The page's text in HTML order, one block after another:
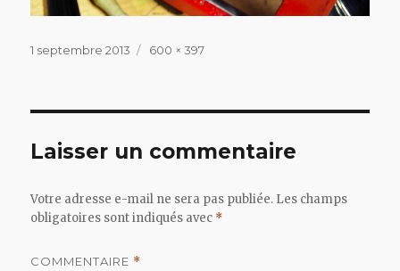
Publié
1 septembre 2013
Taille
600 × 397
Laisser un commentaire
Votre adresse e-mail ne sera pas publiée. Les champs
obligatoires sont indiqués avec *
COMMENTAIRE *